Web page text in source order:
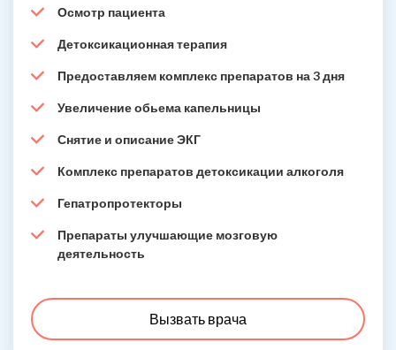
Осмотр пациента
Детоксикационная терапия
Предоставляем комплекс препаратов на 3 дня
Увеличение обьема капельницы
Снятие и описание ЭКГ
Комплекс препаратов детоксикации алкоголя
Гепатропротекторы
Препараты улучшающие мозговую
деятельность
Вызвать врача